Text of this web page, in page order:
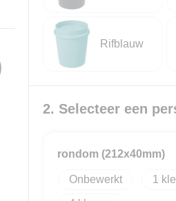
Rifblauw
2. Selecteer een
rondom (212x40mm)
Onbewerkt 1